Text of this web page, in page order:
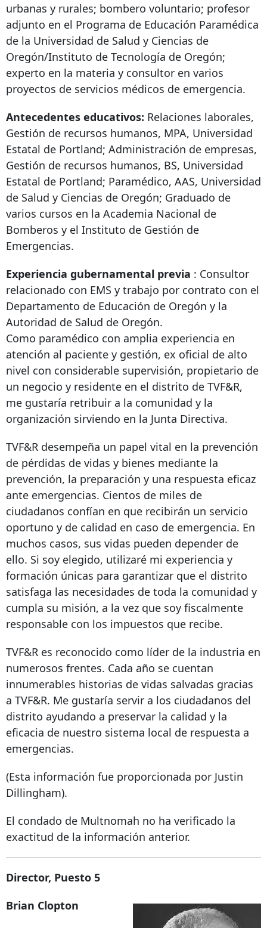
urbanas y rurales; bombero voluntario; profesor
adjunto en el Programa de Educación Paramédica
de la Universidad de Salud y Ciencias de
Oregón/Instituto de Tecnología de Oregón;
experto en la materia y consultor en varios
proyectos de servicios médicos de emergencia.
Antecedentes educativos: Relaciones laborales,
Gestión de recursos humanos, MPA, Universidad
Estatal de Portland; Administración de empresas,
Gestión de recursos humanos, BS, Universidad
Estatal de Portland; Paramédico, AAS, Universidad
de Salud y Ciencias de Oregón; Graduado de
varios cursos en la Academia Nacional de
Bomberos y el Instituto de Gestión de
Emergencias.
Experiencia gubernamental previa : Consultor
relacionado con EMS y trabajo por contrato con el
Departamento de Educación de Oregón y la
Autoridad de Salud de Oregón.
Como paramédico con amplia experiencia en
atención al paciente y gestión, ex oficial de alto
nivel con considerable supervisión, propietario de
un negocio y residente en el distrito de TVF&R,
me gustaría retribuir a la comunidad y la
organización sirviendo en la Junta Directiva.
TVF&R desempeña un papel vital en la prevención
de pérdidas de vidas y bienes mediante la
prevención, la preparación y una respuesta eficaz
ante emergencias. Cientos de miles de
ciudadanos confían en que recibirán un servicio
oportuno y de calidad en caso de emergencia. En
muchos casos, sus vidas pueden depender de
ello. Si soy elegido, utilizaré mi experiencia y
formación únicas para garantizar que el distrito
satisfaga las necesidades de toda la comunidad y
cumpla su misión, a la vez que soy fiscalmente
responsable con los impuestos que recibe.
TVF&R es reconocido como líder de la industria en
numerosos frentes. Cada año se cuentan
innumerables historias de vidas salvadas gracias
a TVF&R. Me gustaría servir a los ciudadanos del
distrito ayudando a preservar la calidad y la
eficacia de nuestro sistema local de respuesta a
emergencias.
(Esta información fue proporcionada por Justin
Dillingham).
El condado de Multnomah no ha verificado la
exactitud de la información anterior.
Director, Puesto 5
Brian Clopton